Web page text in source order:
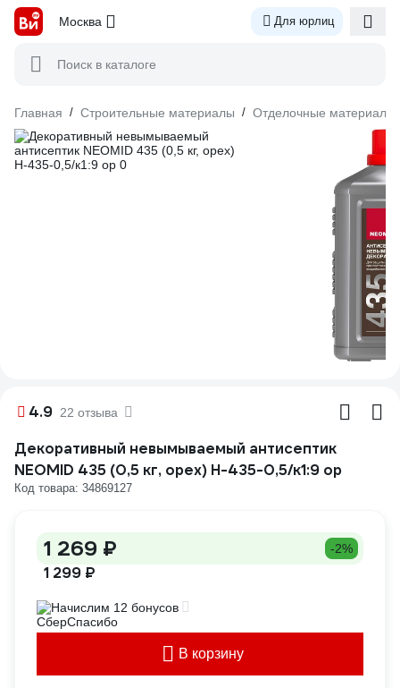
Москва Для юрлиц
Поиск в каталоге
Главная / Строительные материалы / Отделочные материалы
4.9 22 отзыва
Декоративный невымываемый антисептик
NEOMID 435 (0,5 кг, орех) Н-435-0,5/к1:9 ор
Код товара: 34869127
1 269 ₽ -2%
1 299 ₽
Начислим 12 бонусов
В корзину